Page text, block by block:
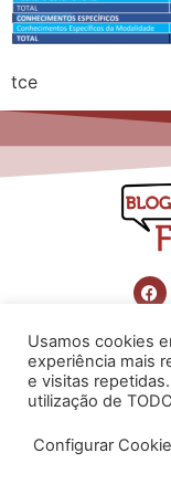
tce
©
Usamos cookies
experiência mais
e visitas
utilização de
Configurar